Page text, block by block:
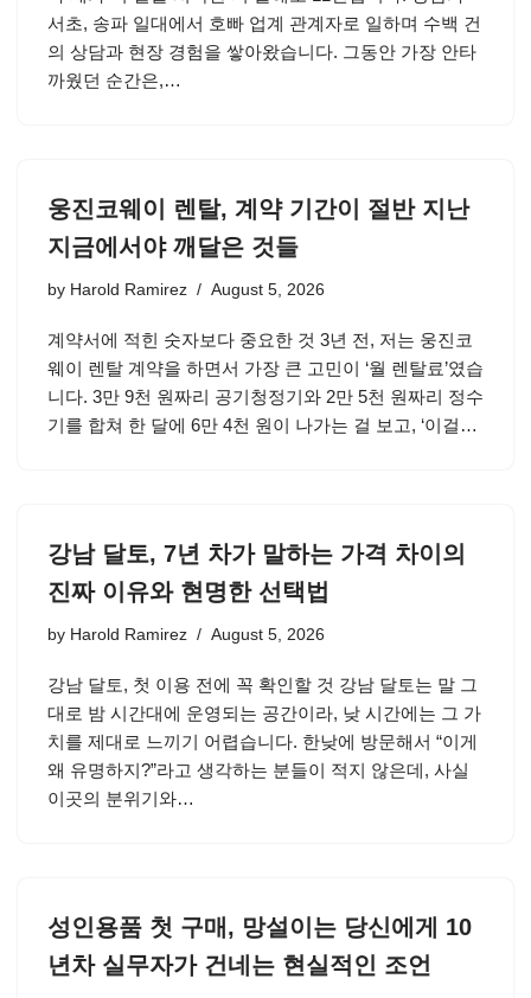
서초, 송파 일대에서 호빠 업계 관계자로 일하며 수백 건
의 상담과 현장 경험을 쌓아왔습니다. 그동안 가장 안타
까웠던 순간은,…
웅진코웨이 렌탈, 계약 기간이 절반 지난
지금에서야 깨달은 것들
by Harold Ramirez August 5, 2026
계약서에 적힌 숫자보다 중요한 것 3년 전, 저는 웅진코
웨이 렌탈 계약을 하면서 가장 큰 고민이 ‘월 렌탈료’였습
니다. 3만 9천 원짜리 공기청정기와 2만 5천 원짜리 정수
기를 합쳐 한 달에 6만 4천 원이 나가는 걸 보고, ‘이걸…
강남 달토, 7년 차가 말하는 가격 차이의
진짜 이유와 현명한 선택법
by Harold Ramirez August 5, 2026
강남 달토, 첫 이용 전에 꼭 확인할 것 강남 달토는 말 그
대로 밤 시간대에 운영되는 공간이라, 낮 시간에는 그 가
치를 제대로 느끼기 어렵습니다. 한낮에 방문해서 “이게
왜 유명하지?”라고 생각하는 분들이 적지 않은데, 사실
이곳의 분위기와…
성인용품 첫 구매, 망설이는 당신에게 10
년차 실무자가 건네는 현실적인 조언